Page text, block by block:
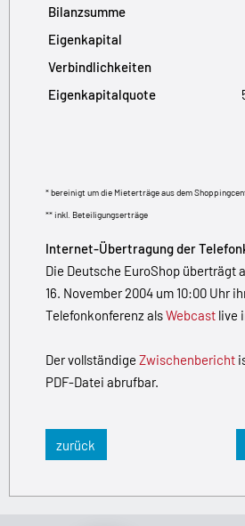
Bilanzsumme
Eigenkapital
Verbindlichkeiten
Eigenkapitalquote
* bereinigt um die Mieterträge aus dem
** inkl. Beteiligungserträge
Internet-Übertragung der
Die Deutsche EuroShop überträgt
16. November 2004 um 10:00 Uhr
Telefonkonferenz alsWebcast live
Der vollständige Zwischenbericht
PDF-Datei abrufbar.
zurück